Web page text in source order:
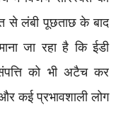
से लंबी पूछताछ के बाद
जा रहा है कि ईडी
को भी अटैच कर
कई प्रभावशाली लोग